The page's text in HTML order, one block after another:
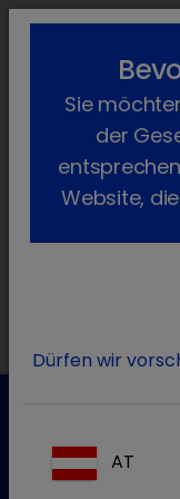
Passwort
Sie
der
Website,
Dürfen wir
AT